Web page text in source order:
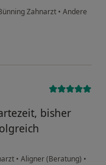
Zahnarzt • Andere
bisher
• Aligner (Beratung) •